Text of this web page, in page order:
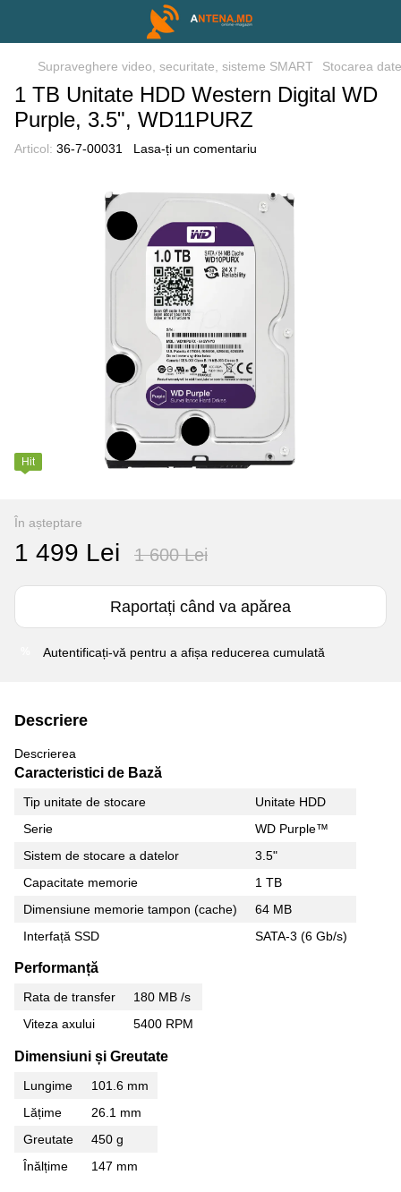
Supraveghere video, securitate, sisteme SMART Stocarea
1 TB Unitate HDD Western Digital WD
Purple, 3.5", WD11PURZ
Articol: 36-7-00031 Lasa-ți un comentariu
Hit
În așteptare
1 499 Lei 1 600 Lei
Raportați când va apărea
Autentificați-vă pentru a afișa reducerea cumulată
Descriere
Descrierea
Caracteristici de Bază
Tip unitate de stocare
Unitate HDD
Serie
WD Purple™
Sistem de stocare a datelor
3.5"
Capacitate memorie
1 TB
Dimensiune memorie tampon (cache)
64 MB
Interfață SSD
SATA-3 (6 Gb/s)
Performanță
Rata de transfer
180 MB /s
Viteza axului
5400 RPM
Dimensiuni și Greutate
Lungime
101.6 mm
Lățime
26.1 mm
Greutate
450 g
Înălțime
147 mm